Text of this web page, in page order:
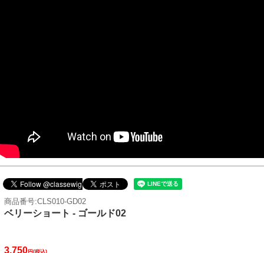
商品番号:CLS010-GD02
ベリーショート - ゴールド02
3,750